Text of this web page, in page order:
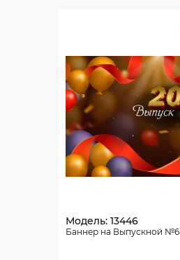
Модель: 13446
Баннер на Выпускной №6